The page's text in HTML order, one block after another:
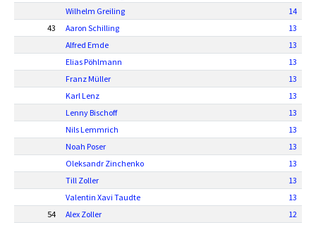
Wilhelm Greiling
14
43
Aaron Schilling
13
Alfred Emde
13
Elias Pöhlmann
13
Franz Müller
13
Karl Lenz
13
Lenny Bischoff
13
Nils Lemmrich
13
Noah Poser
13
Oleksandr Zinchenko
13
Till Zoller
13
Valentin Xavi Taudte
13
54
Alex Zoller
12